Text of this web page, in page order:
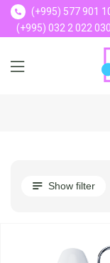
(+995) 577 901
(+995) 032 2 022 030
Show filter